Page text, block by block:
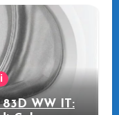
83D WW IT: